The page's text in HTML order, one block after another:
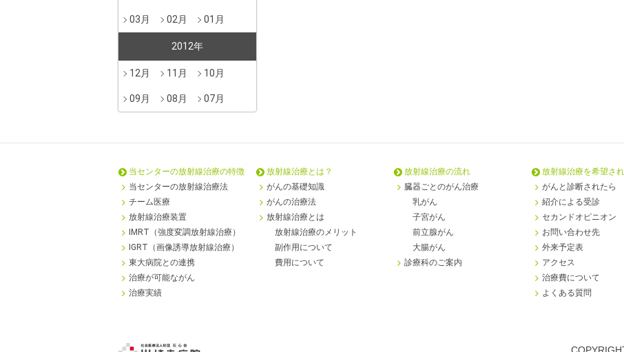
03月 02月 01月
2012年
12月 11月 10月
09月 08月 07月
当センターの放射線治療の特徴
当センターの放射線治療法
チーム医療
放射線治療装置
IMRT（強度変調放射線治療）
IGRT（画像誘導放射線治療）
東大病院との連携
治療が可能ながん
治療実績
放射線治療とは？
がんの基礎知識
がんの治療法
放射線治療とは
放射線治療のメリット
副作用について
費用について
放射線治療の流れ
臓器ごとのがん治療
乳がん
子宮がん
前立腺がん
大腸がん
診療科のご案内
放射線治療を希望さ
がんと診断されたら
紹介による受診
セカンドオピニオン
お問い合わせ先
外来予定表
アクセス
治療費について
よくある質問